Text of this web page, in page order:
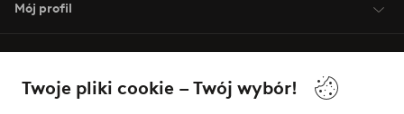
Twoje pliki cookie – Twój wybór!
Mój profil